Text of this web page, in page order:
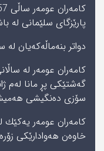
پارێزگای سلێمانی له‌
دواتر بنه‌ماڵه‌كه‌یان
کامەران عومەر لە
گەشتێکی پڕ مانا لەم
سۆزی دەنگیشی
كامەران عومەر یه‌كێك
خاوه‌ن هه‌وادارێكی‌